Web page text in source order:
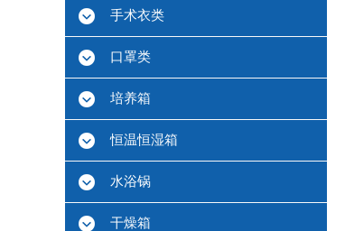
手术衣类
口罩类
培养箱
恒温恒湿箱
水浴锅
干燥箱